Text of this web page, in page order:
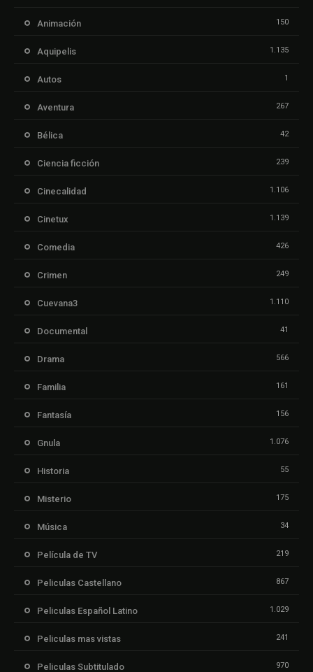
Animación 150
Aquipelis 1.135
Autos 1
Aventura 267
Bélica 42
Ciencia ficción 239
Cinecalidad 1.106
Cinetux 1.139
Comedia 426
Crimen 249
Cuevana3 1.110
Documental 41
Drama 566
Familia 161
Fantasía 156
Gnula 1.076
Historia 55
Misterio 175
Música 34
Película de TV 219
Peliculas Castellano 867
Peliculas Español Latino 1.029
Peliculas mas vistas 241
Peliculas Subtitulado 970